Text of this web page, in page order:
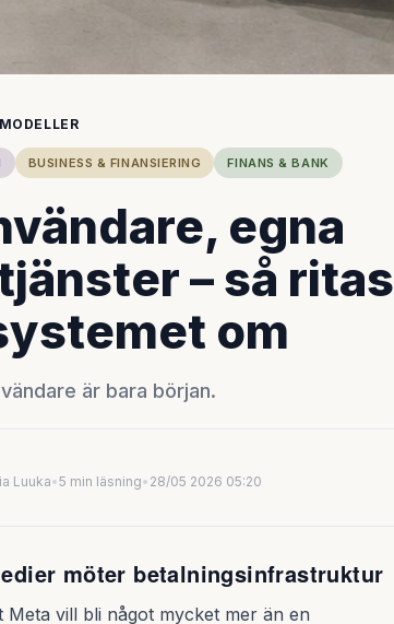
BUSINESS & FINANSIERING FINANS & BANK
egna
– så ritas
om
är bara början.
Luuka•5 min läsning• 28/05 2026 05:20
möter betalningsinfrastruktur
vill bli något mycket mer än en